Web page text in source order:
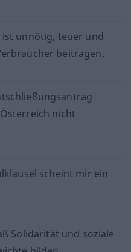
ist unnötig, teuer und
beitragen.
nicht
scheint mir ein
Solidarität und soziale